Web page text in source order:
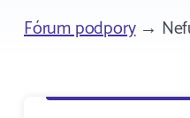
Fórum podpory→